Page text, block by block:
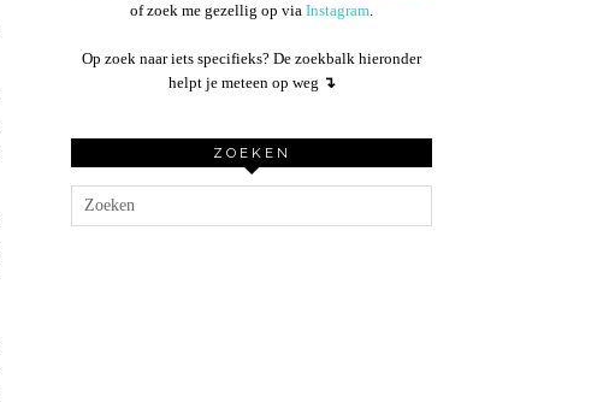
of zoek me gezellig op via Instagram.
Op zoek naar iets specifieks? De zoekbalk hieronder
helpt je meteen op weg ↴
ZOEKEN